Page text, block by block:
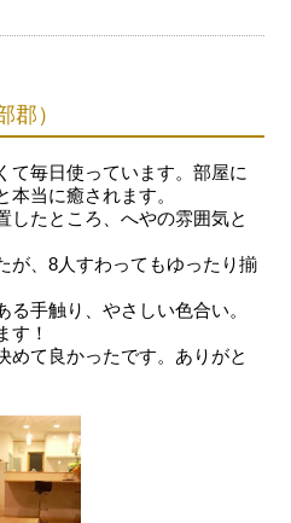
郡）
て毎日使っています。部屋に
本当に癒されます。
したところ、へやの雰囲気と
が、8人すわってもゆったり揃
手触り、やさしい色合い。
す！
めて良かったです。ありがと